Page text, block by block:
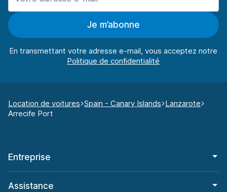
Je m’abonne
En transmettant votre adresse e-mail, vous acceptez notre
Location de voitures Spain - Canary Islands Lanzarote
Arrecife Port
Entreprise
Assistance